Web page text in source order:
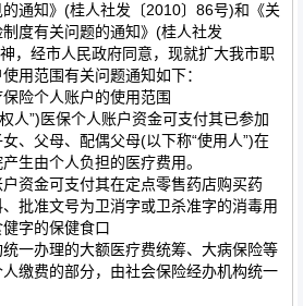
通知》(桂人社发〔2010〕86号)和《关
度有关问题的通知》(桂人社发
，经市人民政府同意，现就扩大我市职
用范围有关问题通知如下：
个人账户的使用范围
”)医保个人账户资金可支付其已参加
、父母、配偶父母(以下称“使用人”)在
生由个人负担的医疗费用。
金可支付其在定点零售药店购买药
批准文号为卫消字或卫杀准字的消毒用
字的保健食口
办理的大额医疗费统筹、大病保险等
缴费的部分，由社会保险经办机构统一